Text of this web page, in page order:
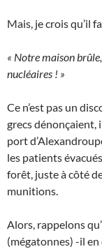
Mais, je crois qu’il
« Notre maison
nucléaires ! »
Ce n’est pas un
grecs dénonçaient,
port
les patients
forêt, juste à côté
munitions.
Alors, rappelons
(mégatonnes) -il